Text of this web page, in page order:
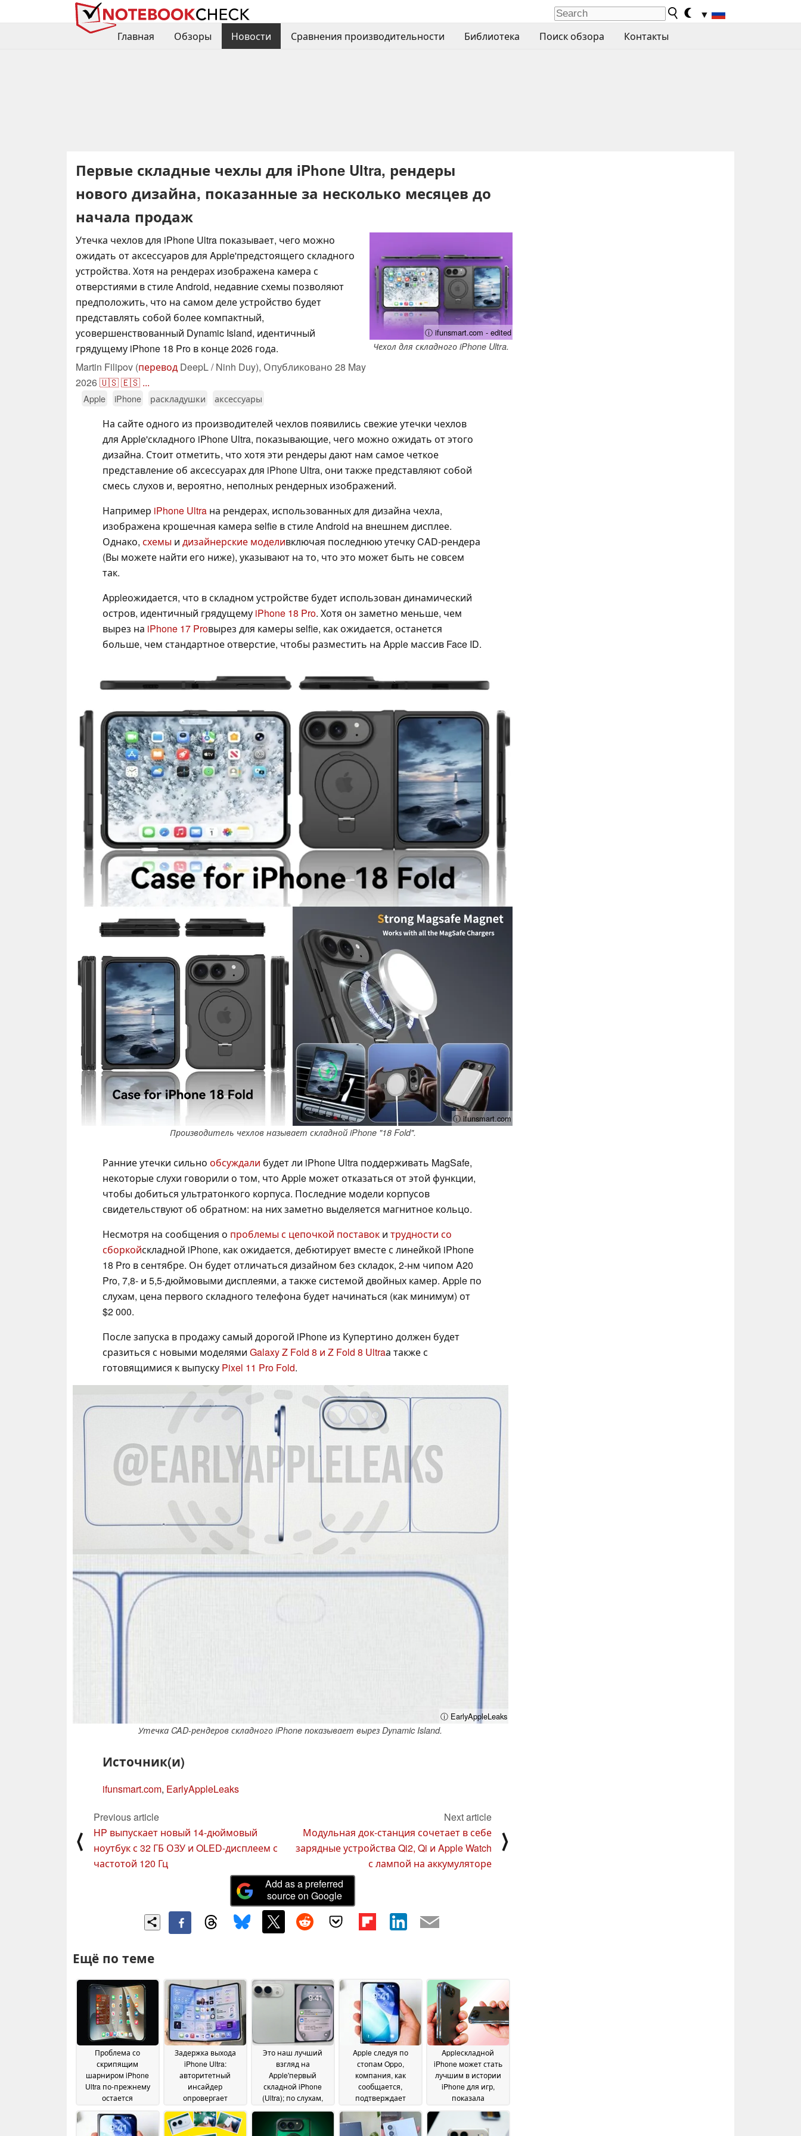
▼
Главная
Обзоры Новости Сравнения производительности Библиотека Поиск обзора Контакты
Первые складные чехлы для iPhone Ultra, рендеры
нового дизайна, показанные за несколько месяцев до
начала продаж
ⓘ ifunsmart.com - edited
Чехол для складного iPhone Ultra.
Утечка чехлов для iPhone Ultra показывает, чего можно
ожидать от аксессуаров для Apple'предстоящего складного
устройства. Хотя на рендерах изображена камера с
отверстиями в стиле Android, недавние схемы позволяют
предположить, что на самом деле устройство будет
представлять собой более компактный,
усовершенствованный Dynamic Island, идентичный
грядущему iPhone 18 Pro в конце 2026 года.
Martin Filipov (перевод DeepL / Ninh Duy), Опубликовано 28 May
2026🇺🇸🇪🇸 ...
Apple iPhone раскладушки аксессуары
На сайте одного из производителей чехлов появились свежие утечки чехлов
для Apple'складного iPhone Ultra, показывающие, чего можно ожидать от этого
дизайна. Стоит отметить, что хотя эти рендеры дают нам самое четкое
представление об аксессуарах для iPhone Ultra, они также представляют собой
смесь слухов и, вероятно, неполных рендерных изображений.
Например iPhone Ultra на рендерах, использованных для дизайна чехла,
изображена крошечная камера selfie в стиле Android на внешнем дисплее.
Однако, схемы и дизайнерские моделивключая последнюю утечку CAD-рендера
(Вы можете найти его ниже), указывают на то, что это может быть не совсем
так.
Appleожидается, что в складном устройстве будет использован динамический
остров, идентичный грядущему iPhone 18 Pro. Хотя он заметно меньше, чем
вырез на iPhone 17 Proвырез для камеры selfie, как ожидается, останется
больше, чем стандартное отверстие, чтобы разместить на Apple массив Face ID.
ⓘ ifunsmart.com
Производитель чехлов называет складной iPhone "18 Fold".
Ранние утечки сильно обсуждали будет ли iPhone Ultra поддерживать MagSafe,
некоторые слухи говорили о том, что Apple может отказаться от этой функции,
чтобы добиться ультратонкого корпуса. Последние модели корпусов
свидетельствуют об обратном: на них заметно выделяется магнитное кольцо.
Несмотря на сообщения о проблемы с цепочкой поставок и трудности со
сборкойскладной iPhone, как ожидается, дебютирует вместе с линейкой iPhone
18 Pro в сентябре. Он будет отличаться дизайном без складок, 2-нм чипом A20
Pro, 7,8- и 5,5-дюймовыми дисплеями, а также системой двойных камер. Apple по
слухам, цена первого складного телефона будет начинаться (как минимум) от
$2 000.
После запуска в продажу самый дорогой iPhone из Купертино должен будет
сразиться с новыми моделями Galaxy Z Fold 8 и Z Fold 8 Ultraа также с
готовящимися к выпуску Pixel 11 Pro Fold.
ⓘ EarlyAppleLeaks
Утечка CAD-рендеров складного iPhone показывает вырез Dynamic Island.
Источник(и)
ifunsmart.com, EarlyAppleLeaks
⟨
Previous article
HP выпускает новый 14-дюймовый
ноутбук с 32 ГБ ОЗУ и OLED-дисплеем с
частотой 120 Гц
Next article
Модульная док-станция сочетает в себе
зарядные устройства Qi2, Qi и Apple Watch
с лампой на аккумуляторе
⟩
Add as a preferred
source on Google
Ещё по теме
Проблема со
скрипящим
шарниром iPhone
Ultra по-прежнему
остается
время как компания
« Apple » дала
Задержка выхода
iPhone Ultra:
авторитетный
инсайдер
опровергает
недавние
утверждения17 June
2026
Это наш лучший
взгляд на
Apple'первый
складной iPhone
(Ultra); по слухам,
камера selfie в стиле
Android07 June 2026
Apple следуя по
стопам Oppo,
компания, как
сообщается,
подтверждает
шарнирную
конструкцию iPhone
Ultra03 June 2026
Appleскладной
iPhone может стать
лучшим в истории
iPhone для игр,
показала
неожиданная утечка
02 June 2026